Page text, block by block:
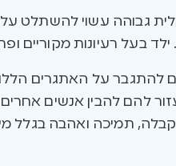
גבוהה עשוי להשתלט
בעל רעיונות מקוריים
להתגבר על האתגרים
להם להבין אנשים
תמיכה ואהבה בגלל